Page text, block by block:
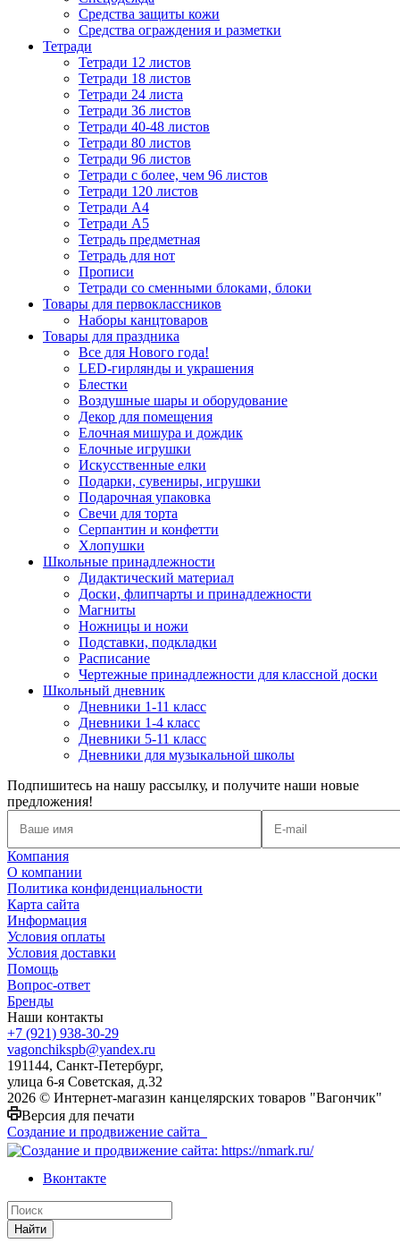
Средства защиты кожи
Средства ограждения и разметки
Тетради
Тетради 12 листов
Тетради 18 листов
Тетради 24 листа
Тетради 36 листов
Тетради 40-48 листов
Тетради 80 листов
Тетради 96 листов
Тетради с более, чем 96 листов
Тетради 120 листов
Тетради А4
Тетради А5
Тетрадь предметная
Тетрадь для нот
Прописи
Тетради со сменными блоками, блоки
Товары для первоклассников
Наборы канцтоваров
Товары для праздника
Все для Нового года!
LED-гирлянды и украшения
Блестки
Воздушные шары и оборудование
Декор для помещения
Елочная мишура и дождик
Елочные игрушки
Искусственные елки
Подарки, сувениры, игрушки
Подарочная упаковка
Свечи для торта
Серпантин и конфетти
Хлопушки
Школьные принадлежности
Дидактический материал
Доски, флипчарты и принадлежности
Магниты
Ножницы и ножи
Подставки, подкладки
Расписание
Чертежные принадлежности для классной доски
Школьный дневник
Дневники 1-11 класс
Дневники 1-4 класс
Дневники 5-11 класс
Дневники для музыкальной школы
Подпишитесь на нашу рассылку, и получите наши новые
предложения!
Компания
О компании
Политика конфиденциальности
Карта сайта
Информация
Условия оплаты
Условия доставки
Помощь
Вопрос-ответ
Бренды
Наши контакты
+7 (921) 938-30-29
vagonchikspb@yandex.ru
191144, Санкт-Петербург,
улица 6-я Советская, д.32
2026 © Интернет-магазин канцелярских товаров "Вагончик"
Версия для печати
Создание и продвижение сайта
Вконтакте
Найти